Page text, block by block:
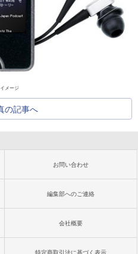
メージ
の記事へ
お問い合わせ
編集部へのご連絡
会社概要
特定商取引法に基づく表示